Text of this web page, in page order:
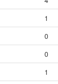
1
0
0
1